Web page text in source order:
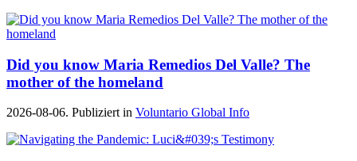
Did you know Maria Remedios Del Valle? The
mother of the homeland
2026-08-06. Publiziert in Voluntario Global Info